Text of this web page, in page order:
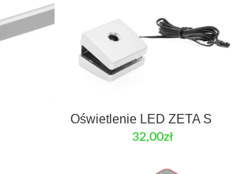
Oświetlenie LED ZETA S
32,00zł